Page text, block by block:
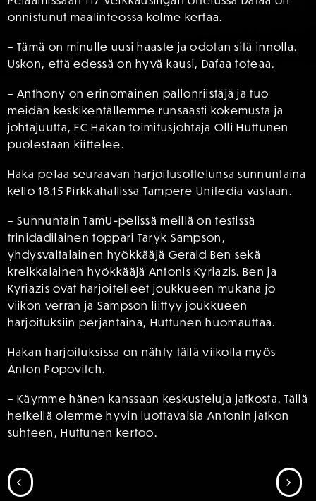
onnistunut maalinteossa kolme kertaa.
– Tämä on minulle uusi haaste ja odotan sitä innolla.
Uskon, että edessä on hyvä kausi, Dafaa toteaa.
– Anthony on erinomainen pallonriistäjä ja tuo
meidän keskikentällemme runsaasti kokemusta ja
johtajuutta, FC Hakan toimitusjohtaja Olli Huttunen
puolestaan kiittelee.
Haka pelaa seuraavan harjoitusottelunsa sunnuntaina
kello 18.15 Pirkkahallissa Tampere Unitedia vastaan.
– Sunnuntain TamU-pelissä meillä on testissä
trinidadilainen toppari Taryk Sampson,
yhdysvaltalainen hyökkääjä Gerald Ben sekä
kreikkalainen hyökkääjä Antonis Kyriazis. Ben ja
Kyriazis ovat harjoitelleet joukkueen mukana jo
viikon verran ja Sampson liittyy joukkueen
harjoituksiin perjantaina, Huttunen huomauttaa.
Hakan harjoituksissa on nähty tällä viikolla myös
Anton Popovitch.
– Käymme hänen kanssaan keskusteluja jatkosta. Tällä
hetkellä olemme hyvin luottavaisia Antonin jatkon
suhteen, Huttunen kertoo.
SIIRRY EDELLISEEN